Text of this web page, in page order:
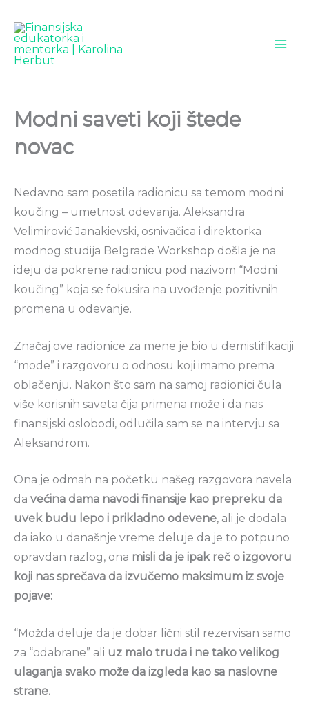
sadržaj
Modni saveti koji štede
novac
Nedavno sam posetila radionicu sa temom modni
koučing – umetnost odevanja. Aleksandra
Velimirović Janakievski, osnivačica i direktorka
modnog studija Belgrade Workshop došla je na
ideju da pokrene radionicu pod nazivom “Modni
koučing” koja se fokusira na uvođenje pozitivnih
promena u odevanje.
Značaj ove radionice za mene je bio u demistifikaciji
“mode” i razgovoru o odnosu koji imamo prema
oblačenju. Nakon što sam na samoj radionici čula
više korisnih saveta čija primena može i da nas
finansijski oslobodi, odlučila sam se na intervju sa
Aleksandrom.
Ona je odmah na početku našeg razgovora navela
da većina dama navodi finansije kao prepreku da
uvek budu lepo i prikladno odevene, ali je dodala
da iako u današnje vreme deluje da je to potpuno
opravdan razlog, ona misli da je ipak reč o izgovoru
koji nas sprečava da izvučemo maksimum iz svoje
pojave:
“Možda deluje da je dobar lični stil rezervisan samo
za “odabrane” ali uz malo truda i ne tako velikog
ulaganja svako može da izgleda kao sa naslovne
strane.